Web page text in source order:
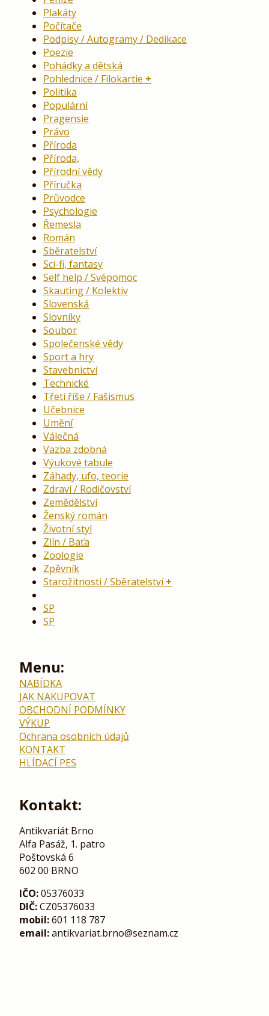
Plakáty
Počítače
Podpisy / Autogramy / Dedikace
Poezie
Pohádky a dětská
Pohlednice / Filokartie
Politika
Populární
Pragensie
Právo
Příroda
Příroda,
Přírodní vědy
Příručka
Průvodce
Psychologie
Řemesla
Román
Sběratelství
Sci-fi, fantasy
Self help / Svépomoc
Skauting / Kolektiv
Slovenská
Slovníky
Soubor
Společenské vědy
Sport a hry
Stavebnictví
Technické
Třetí říše / Fašismus
Učebnice
Umění
Válečná
Vazba zdobná
Výukové tabule
Záhady, ufo, teorie
Zdraví / Rodičovství
Zemědělství
Ženský román
Životní styl
Zlín / Baťa
Zoologie
Zpěvník
Starožitnosti / Sběratelství
SP
SP
Menu:
NABÍDKA
JAK NAKUPOVAT
OBCHODNÍ PODMÍNKY
VÝKUP
Ochrana osobních údajů
KONTAKT
HLÍDACÍ PES
Kontakt:
Antikvariát Brno
Alfa Pasáž, 1. patro
Poštovská 6
602 00 BRNO
IČO:05376033
DIČ:CZ05376033
mobil:601 118 787
email:antikvariat.brno@seznam.cz